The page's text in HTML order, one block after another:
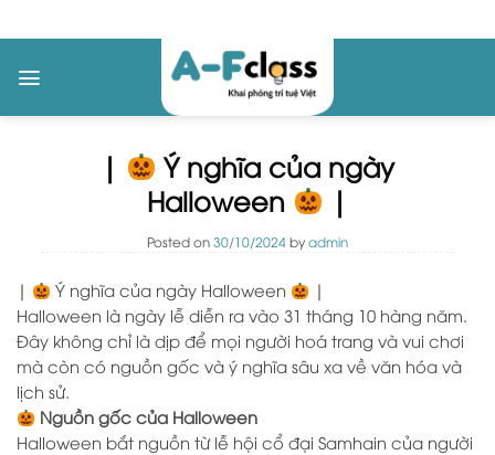
to
|
Ý nghĩa của ngày
Halloween
|
Posted on30/10/2024 byadmin
| Ý nghĩa của ngày Halloween
|
Halloween là ngày lễ diễn ra vào 31 tháng 10 hàng năm.
Đây không chỉ là dịp để mọi người hoá trang và vui chơi
mà còn có nguồn gốc và ý nghĩa sâu xa về văn hóa và
lịch sử.
Nguồn gốc của Halloween
Halloween bắt nguồn từ lễ hội cổ đại Samhain của người